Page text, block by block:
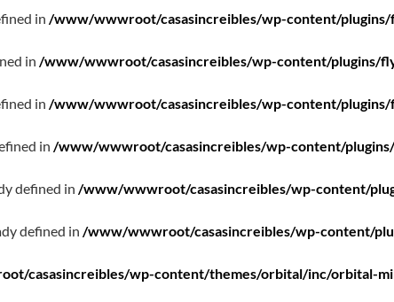
in /www/wwwroot/casasincreibles/wp-content/
in /www/wwwroot/casasincreibles/wp-content/plugins/
in /www/wwwroot/casasincreibles/wp-content/
in /www/wwwroot/casasincreibles/wp-content/
defined in /www/wwwroot/casasincreibles/wp-content/
defined in /www/wwwroot/casasincreibles/wp-content/
casasincreibles/wp-content/themes/orbital/inc/orbital-